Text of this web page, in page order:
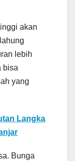
akan
lebih
bisa
yang
Langka
Bunga